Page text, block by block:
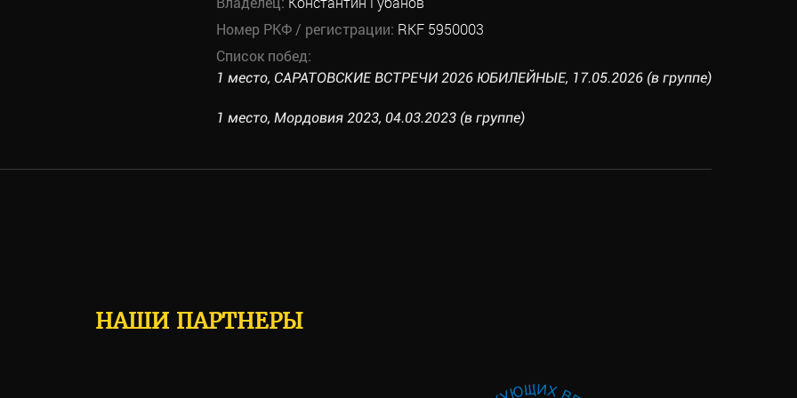
Номер РКФ / регистрации: RKF 5950003
Список побед:
1 место, САРАТОВСКИЕ ВСТРЕЧИ 2026 ЮБИЛЕЙНЫЕ, 17.05.2026 (в группе)
1 место, Мордовия 2023, 04.03.2023 (в группе)
НАШИ ПАРТНЕРЫ